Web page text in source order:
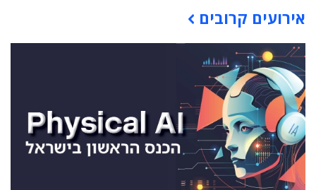
אירועים קרובים